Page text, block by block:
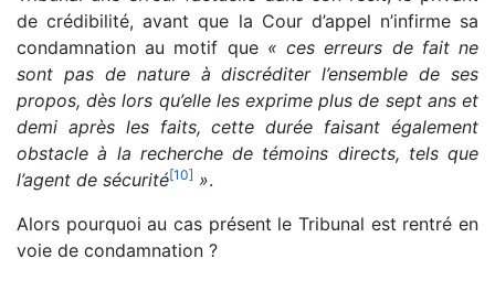
de crédibilité, avant que la Cour d’appel n’infirme sa
condamnation au motif que « ces erreurs de fait ne
sont pas de nature à discréditer l’ensemble de ses
propos, dès lors qu’elle les exprime plus de sept ans et
demi après les faits, cette durée faisant également
obstacle à la recherche de témoins directs, tels que
l’agent de sécurité[10] ».
Alors pourquoi au cas présent le Tribunal est rentré en
voie de condamnation ?